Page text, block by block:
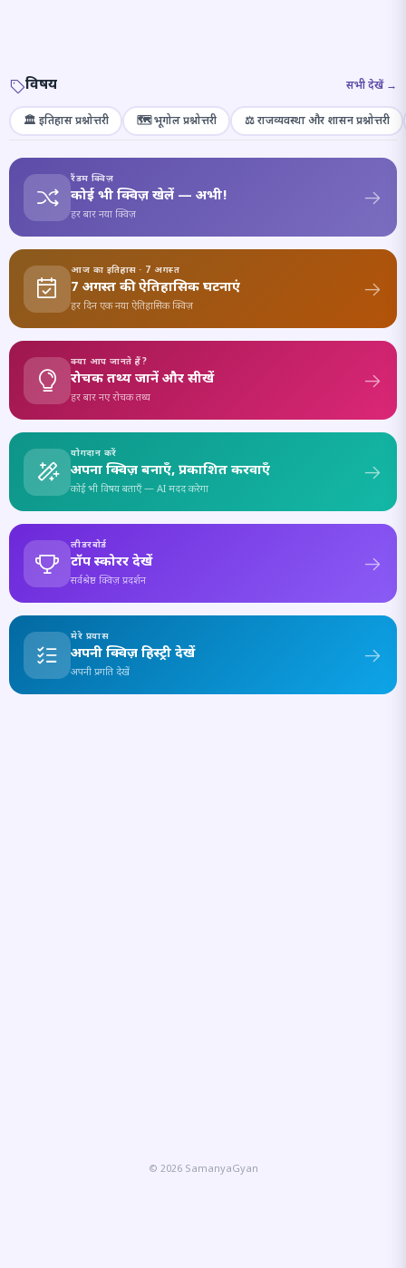
विषय सभी देखें →
🏛️ इतिहास प्रश्नोत्तरी 🗺️ भूगोल प्रश्नोत्तरी ⚖️ राजव्यवस्था और शासन प्रश्नोत्तरी
रैंडम क्विज़
कोई भी क्विज़ खेलें — अभी!
हर बार नया क्विज़
आज का इतिहास · 7 अगस्त
7 अगस्त की ऐतिहासिक घटनाएं
हर दिन एक नया ऐतिहासिक क्विज़
क्या आप जानते हैं?
रोचक तथ्य जानें और सीखें
हर बार नए रोचक तथ्य
योगदान करें
अपना क्विज़ बनाएँ, प्रकाशित करवाएँ
कोई भी विषय बताएँ — AI मदद करेगा
लीडरबोर्ड
टॉप स्कोरर देखें
सर्वश्रेष्ठ क्विज़ प्रदर्शन
मेरे प्रयास
अपनी क्विज़ हिस्ट्री देखें
अपनी प्रगति देखें
© 2026 SamanyaGyan